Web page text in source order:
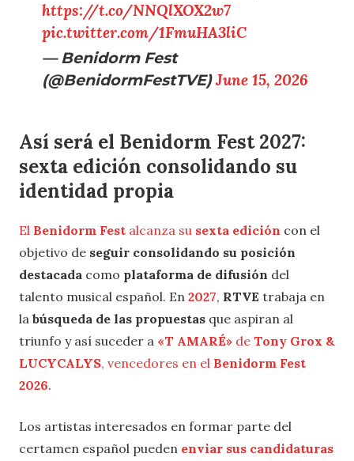
https://t.co/NNQlXOX2w7
pic.twitter.com/1FmuHA3liC
— Benidorm Fest
(@BenidormFestTVE)June 15, 2026
Así será el Benidorm Fest 2027:
sexta edición consolidando su
identidad propia
El Benidorm Fest alcanza su sexta edición con el
objetivo de seguir consolidando su posición
destacada como plataforma de difusión del
talento musical español. En 2027, RTVE trabaja en
la búsqueda de las propuestas que aspiran al
triunfo y así suceder a «T AMARÉ» de Tony Grox &
LUCYCALYS, vencedores en el Benidorm Fest
2026.
Los artistas interesados en formar parte del
certamen español pueden enviar sus candidaturas